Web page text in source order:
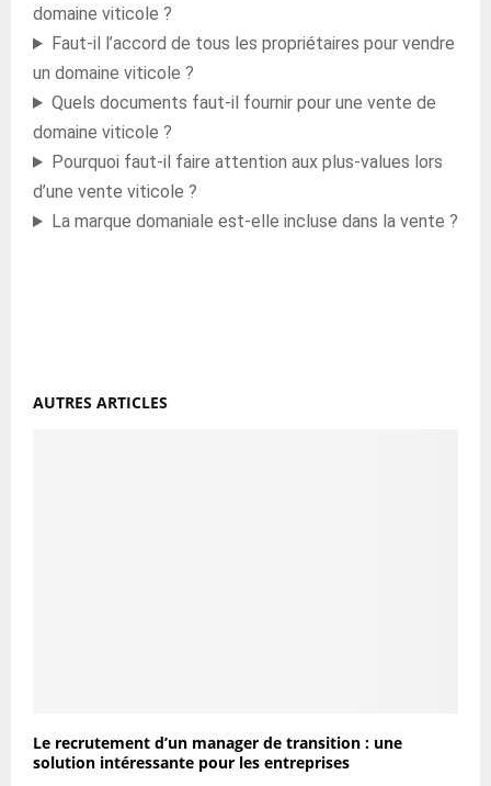
domaine viticole ?
Faut-il l’accord de tous les propriétaires pour vendre
un domaine viticole ?
Quels documents faut-il fournir pour une vente de
domaine viticole ?
Pourquoi faut-il faire attention aux plus-values lors
d’une vente viticole ?
La marque domaniale est-elle incluse dans la vente ?
AUTRES ARTICLES
Le recrutement d’un manager de transition : une
solution intéressante pour les entreprises